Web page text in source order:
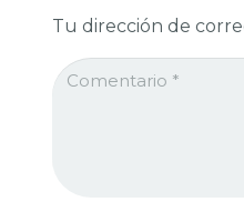
Tu dirección de